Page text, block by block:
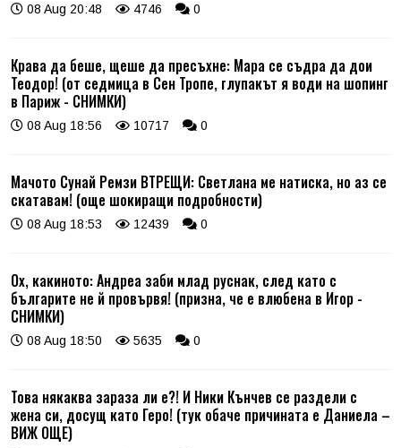
08 Aug 20:48 4746 0
Крава да беше, щеше да пресъхне: Мара се съдра да дои
Теодор! (от седмица в Сен Тропе, глупакът я води на шопинг
в Париж - СНИМКИ)
08 Aug 18:56 10717 0
Мачото Сунай Ремзи ВТРЕЩИ: Светлана ме натиска, но аз се
скатавам! (още шокиращи подробности)
08 Aug 18:53 12439 0
Ох, какиното: Андреа заби млад руснак, след като с
българите не й провървя! (призна, че е влюбена в Игор -
СНИМКИ)
08 Aug 18:50 5635 0
Това някаква зараза ли е?! И Ники Кънчев се раздели с
жена си, досущ като Геро! (тук обаче причината е Даниела –
ВИЖ ОЩЕ)